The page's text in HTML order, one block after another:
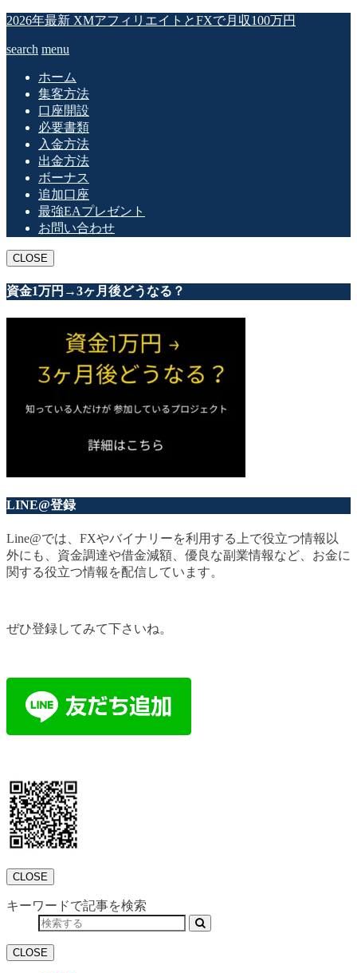
2026年最新 XMアフィリエイトとFXで月収100万円
search menu
ホーム
集客方法
口座開設
必要書類
入金方法
出金方法
ボーナス
追加口座
最強EAプレゼント
お問い合わせ
CLOSE
資金1万円→3ヶ月後どうなる？
LINE@登録
Line@では、FXやバイナリーを利用する上で役立つ情報以
外にも、資金調達や借金減額、優良な副業情報など、お金に
関する役立つ情報を配信しています。
ぜひ登録してみて下さいね。
CLOSE
キーワードで記事を検索
CLOSE